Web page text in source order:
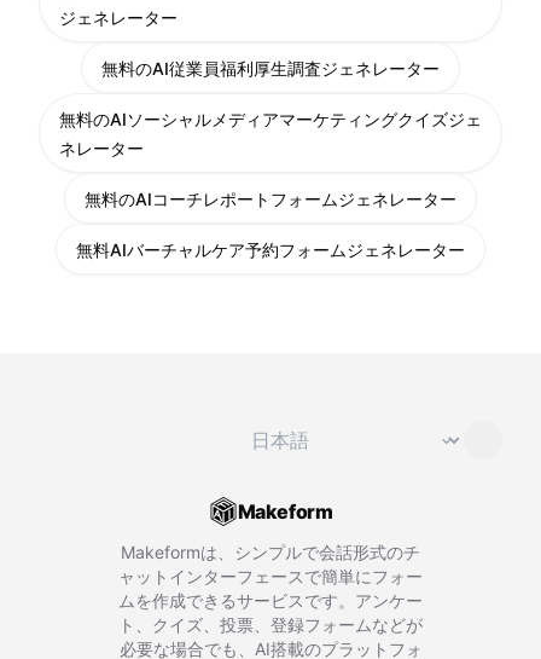
ジェネレーター
無料のAI従業員福利厚生調査ジェネレーター
無料のAIソーシャルメディアマーケティングクイズジェ
ネレーター
無料のAIコーチレポートフォームジェネレーター
無料AIバーチャルケア予約フォームジェネレーター
言語を変更 ⌄
Makeform
Makeformは、シンプルで会話形式のチ
ャットインターフェースで簡単にフォー
ムを作成できるサービスです。アンケー
ト、クイズ、投票、登録フォームなどが
必要な場合でも、AI搭載のプラットフォ